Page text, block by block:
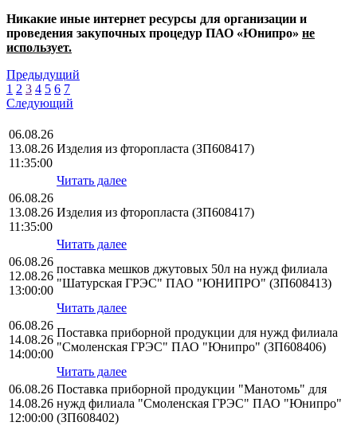
Никакие иные интернет ресурсы для организации и
проведения закупочных процедур ПАО «Юнипро» не
использует.
Предыдущий
1 2 3 4 5 6 7
Следующий
06.08.26
13.08.26
11:35:00
Изделия из фторопласта (ЗП608417)
Читать далее
06.08.26
13.08.26
11:35:00
Изделия из фторопласта (ЗП608417)
Читать далее
06.08.26
12.08.26
13:00:00
поставка мешков джутовых 50л на нужд филиала
"Шатурская ГРЭС" ПАО "ЮНИПРО" (ЗП608413)
Читать далее
06.08.26
14.08.26
14:00:00
Поставка приборной продукции для нужд филиала
"Смоленская ГРЭС" ПАО "Юнипро" (ЗП608406)
Читать далее
06.08.26
14.08.26
12:00:00
Поставка приборной продукции "Манотомь" для
нужд филиала "Смоленская ГРЭС" ПАО "Юнипро"
(ЗП608402)